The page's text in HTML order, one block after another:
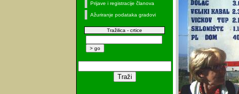
Prijave i registracije članova
Ažuriranje podataka gradovi
Tražilica - crtice